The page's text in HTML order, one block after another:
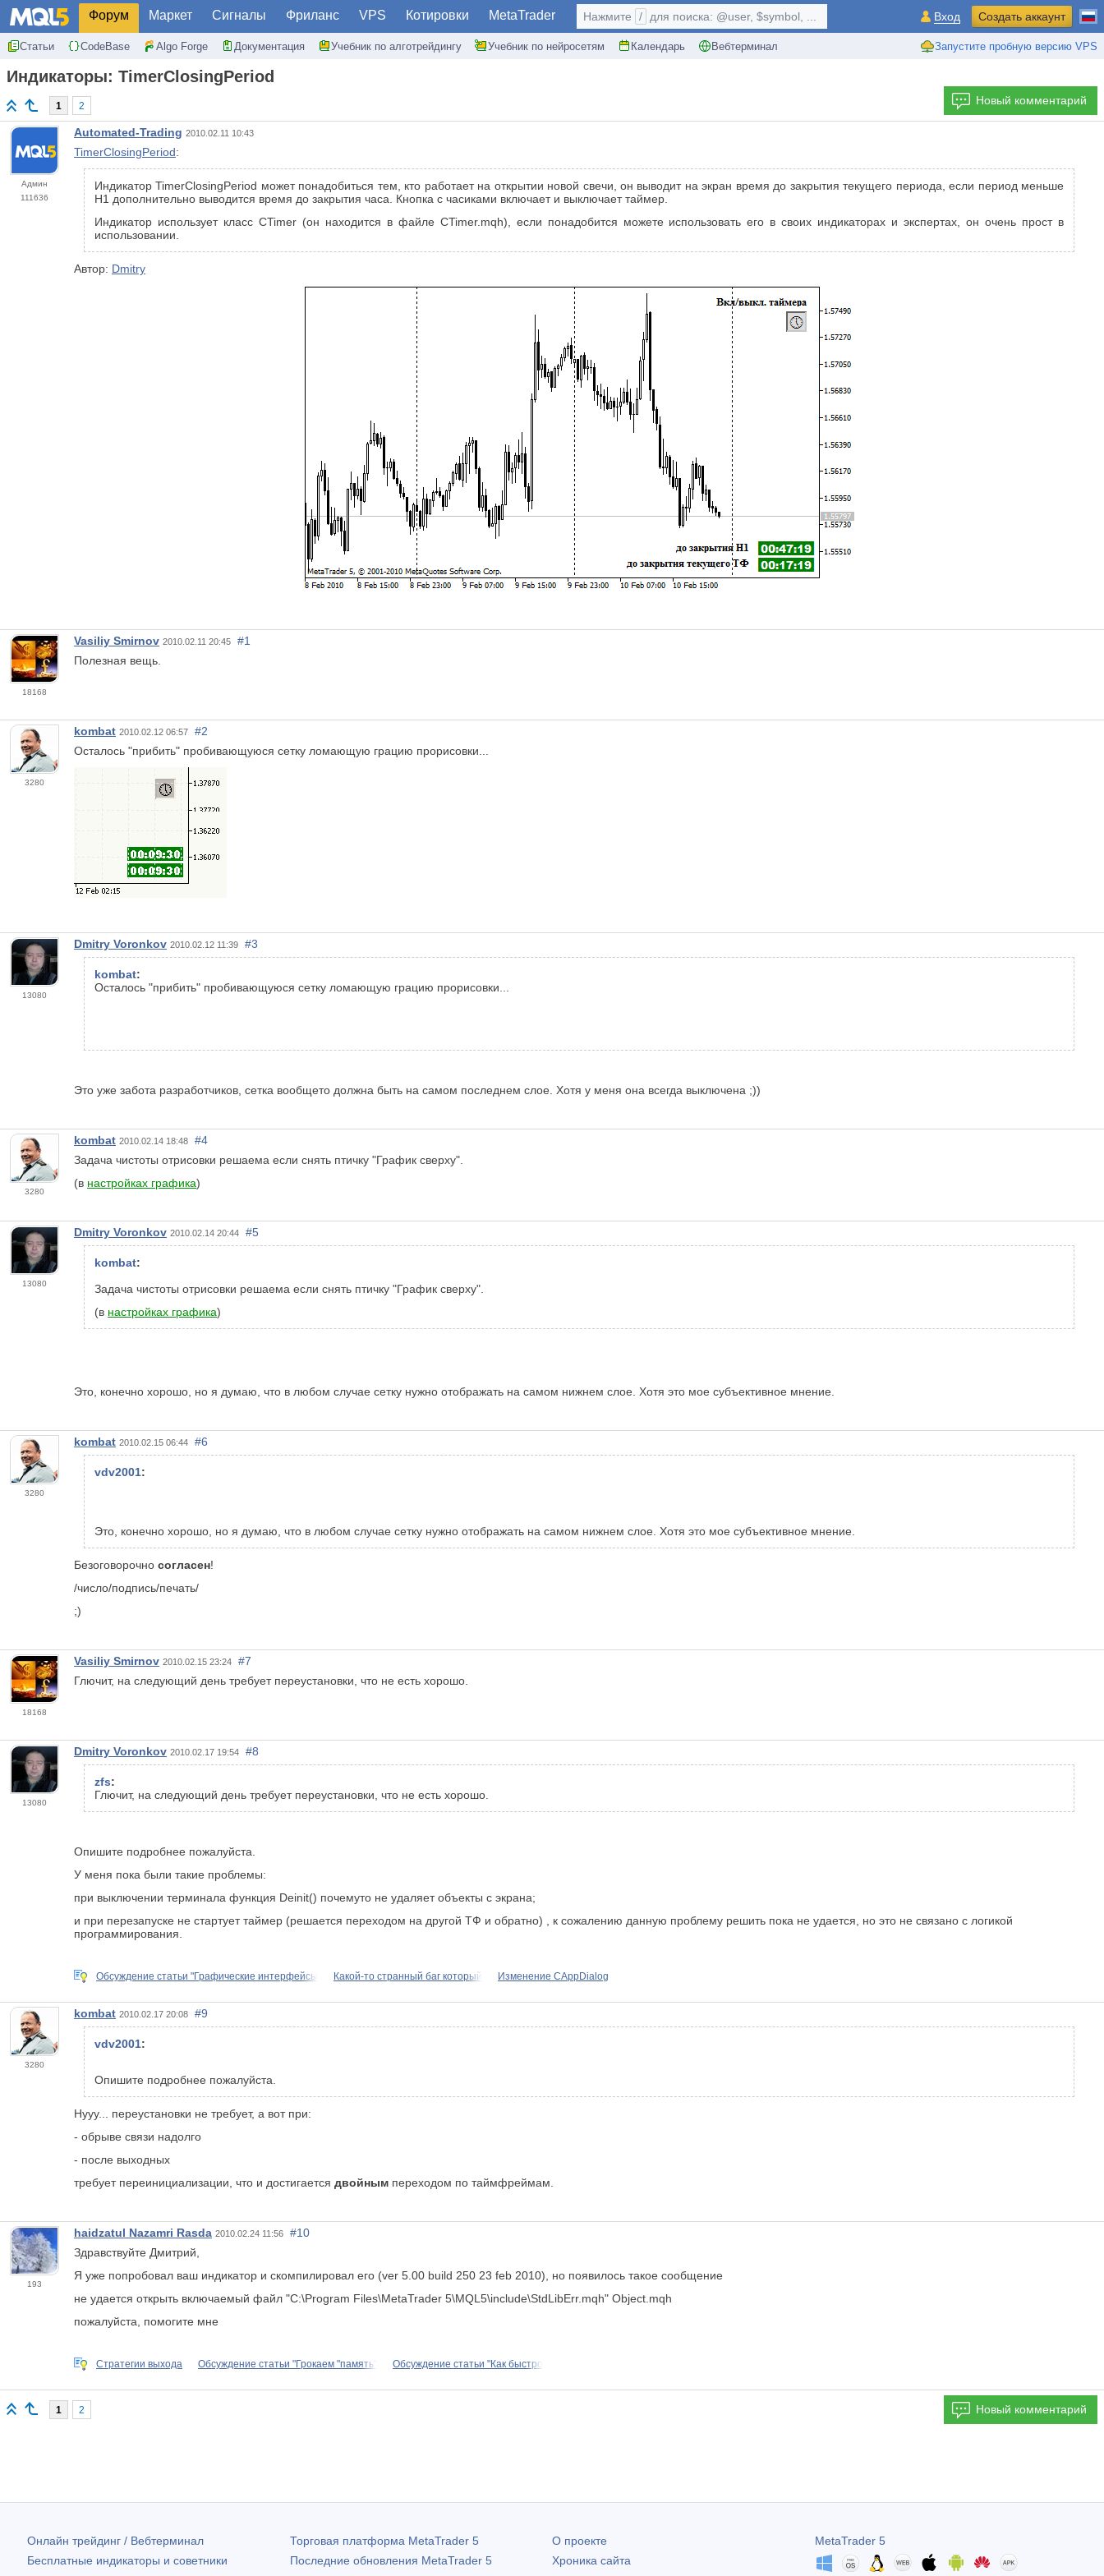
Форум Маркет Сигналы Фриланс VPS Котировки MetaTrader
Статьи CodeBase Algo Forge Документация Учебник по алготрейдингу Учебник по нейросетям Календарь Вебтерминал Запустите пробную версию VPS
Нажмите / для поиска: @user, $symbol, ... Вход Создать аккаунт
Индикаторы: TimerClosingPeriod
1 2 Новый комментарий
Админ
111636
Automated-Trading 2010.02.11 10:43
TimerClosingPeriod:
Индикатор TimerClosingPeriod может понадобиться тем, кто работает на открытии новой свечи, он выводит на экран время до закрытия текущего периода, если период меньше
H1 дополнительно выводится время до закрытия часа. Кнопка с часиками включает и выключает таймер.
Индикатор использует класс CTimer (он находится в файле CTimer.mqh), если понадобится можете использовать его в своих индикаторах и экспертах, он очень прост в
использовании.
Автор: Dmitry
18168
Vasiliy Smirnov 2010.02.11 20:45
#1
Полезная вещь.
3280
kombat 2010.02.12 06:57
#2
Осталось "прибить" пробивающуюся сетку ломающую грацию прорисовки...
13080
Dmitry Voronkov 2010.02.12 11:39 #3
kombat:
Осталось "прибить" пробивающуюся сетку ломающую грацию прорисовки...
Это уже забота разработчиков, сетка вообщето должна быть на самом последнем слое. Хотя у меня она всегда выключена ;))
3280
kombat 2010.02.14 18:48
#4
Задача чистоты отрисовки решаема если снять птичку "График сверху".
(в настройках графика)
13080
Dmitry Voronkov 2010.02.14 20:44 #5
kombat:
Задача чистоты отрисовки решаема если снять птичку "График сверху".
(в настройках графика)
Это, конечно хорошо, но я думаю, что в любом случае сетку нужно отображать на самом нижнем слое. Хотя это мое субъективное мнение.
3280
kombat 2010.02.15 06:44 #6
vdv2001:
Это, конечно хорошо, но я думаю, что в любом случае сетку нужно отображать на самом нижнем слое. Хотя это мое субъективное мнение.
Безоговорочно согласен!
/число/подпись/печать/
;)
18168
Vasiliy Smirnov 2010.02.15 23:24
#7
Глючит, на следующий день требует переустановки, что не есть хорошо.
13080
Dmitry Voronkov 2010.02.17 19:54 #8
zfs:
Глючит, на следующий день требует переустановки, что не есть хорошо.
Опишите подробнее пожалуйста.
У меня пока были такие проблемы:
при выключении терминала функция Deinit() почемуто не удаляет объекты с экрана;
и при перезапуске не стартует таймер (решается переходом на другой ТФ и обратно) , к сожалению данную проблему решить пока не удается, но это не связано с логикой
программирования.
Обсуждение статьи "Графические интерфейсы Какой-то странный баг который Изменение CAppDialog
3280
kombat 2010.02.17 20:08 #9
vdv2001:
Опишите подробнее пожалуйста.
Нууу... переустановки не требует, а вот при:
- обрыве связи надолго
- после выходных
требует переинициализации, что и достигается двойным переходом по таймфреймам.
193
haidzatul Nazamri Rasda 2010.02.24 11:56
#10
Здравствуйте Дмитрий,
Я уже попробовал ваш индикатор и скомпилировал его (ver 5.00 build 250 23 feb 2010), но появилось такое сообщение
не удается открыть включаемый файл "C:\Program Files\MetaTrader 5\MQL5\include\StdLibErr.mqh" Object.mqh
пожалуйста, помогите мне
Стратегии выхода Обсуждение статьи "Грокаем "память" Обсуждение статьи "Как быстро
1 2 Новый комментарий
Онлайн трейдинг / Вебтерминал
Бесплатные индикаторы и советники
Торговая платформа MetaTrader 5
Последние обновления MetaTrader 5
О проекте
Хроника сайта
MetaTrader 5